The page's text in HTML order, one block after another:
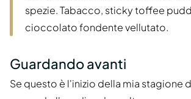
spezie. Tabacco, sticky toffee
cioccolato fondente vellutato.
Guardando avanti
Se questo è l'inizio della mia stagione